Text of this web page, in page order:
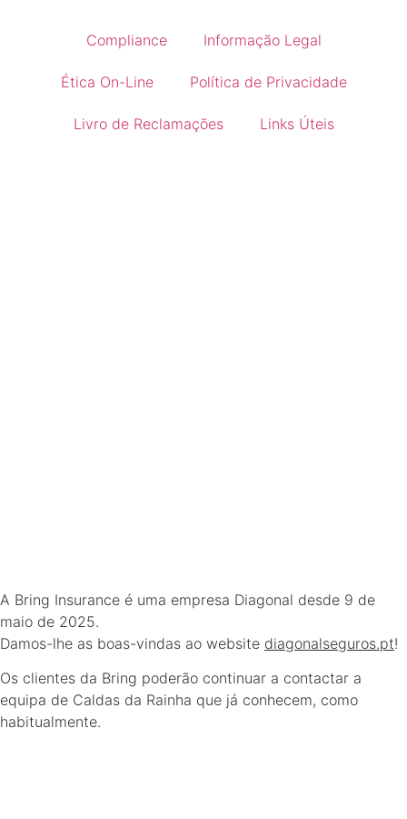
Compliance Informação Legal
Ética On-Line Política de Privacidade
Livro de Reclamações Links Úteis
A Bring Insurance é uma empresa Diagonal desde 9 de
maio de 2025.
Damos-lhe as boas-vindas ao website diagonalseguros.pt!
Os clientes da Bring poderão continuar a contactar a
equipa de Caldas da Rainha que já conhecem, como
habitualmente.